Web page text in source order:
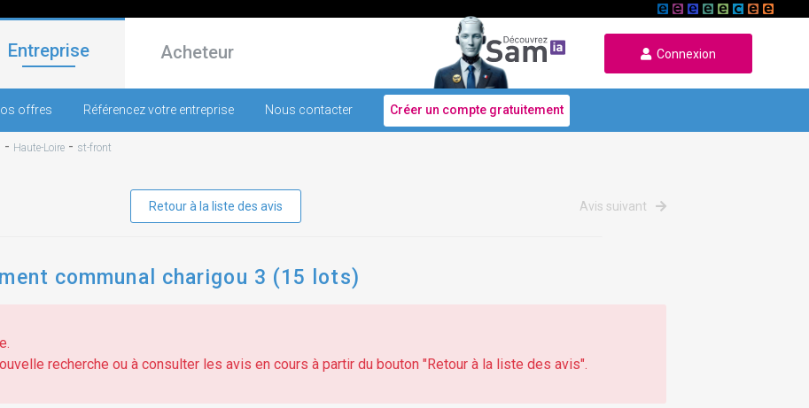
Entreprise Acheteur Connexion
offres Référencez votre entreprise Nous contacter Créer un compte gratuitement
- Haute-Loire - st-front
Retour à la liste des avis Avis suivant
communal charigou 3 (15 lots)
recherche ou à consulter les avis en cours à partir du bouton "Retour à la liste des avis".